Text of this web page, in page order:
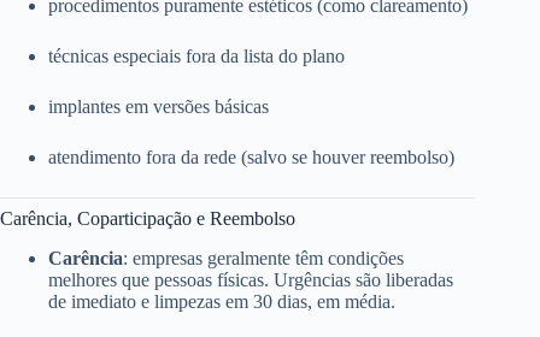
procedimentos puramente estéticos (como clareamento)
técnicas especiais fora da lista do plano
implantes em versões básicas
atendimento fora da rede (salvo se houver reembolso)
Carência, Coparticipação e Reembolso
Carência: empresas geralmente têm condições
melhores que pessoas físicas. Urgências são liberadas
de imediato e limpezas em 30 dias, em média.